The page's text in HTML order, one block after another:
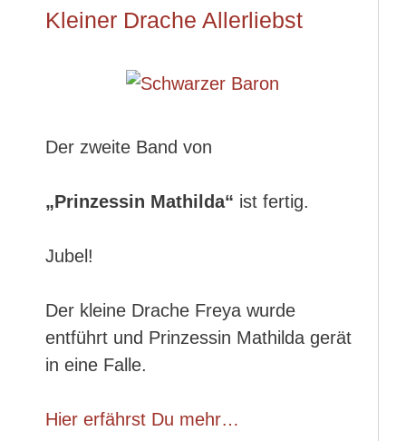
Kleiner Drache Allerliebst
Der zweite Band von
„Prinzessin Mathilda“ ist fertig.
Jubel!
Der kleine Drache Freya wurde
entführt und Prinzessin Mathilda gerät
in eine Falle.
Hier erfährst Du mehr…